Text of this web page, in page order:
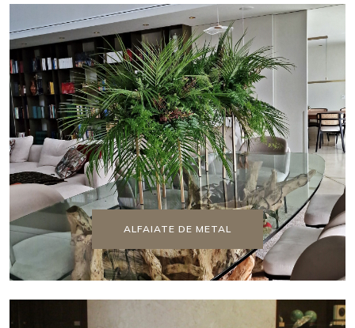
ALFAIATE DE METAL